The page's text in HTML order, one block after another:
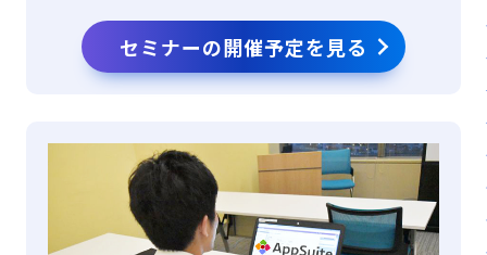
セミナーの開催予定を見る